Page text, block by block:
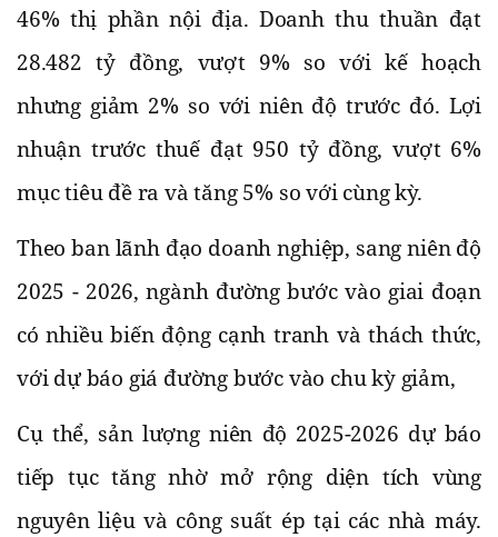
46% thị phần nội địa. Doanh thu thuần đạt
28.482 tỷ đồng, vượt 9% so với kế hoạch
nhưng giảm 2% so với niên độ trước đó. Lợi
nhuận trước thuế đạt 950 tỷ đồng, vượt 6%
mục tiêu đề ra và tăng 5% so với cùng kỳ.
Theo ban lãnh đạo doanh nghiệp, sang niên độ
2025 - 2026, ngành đường bước vào giai đoạn
có nhiều biến động cạnh tranh và thách thức,
với dự báo giá đường bước vào chu kỳ giảm,
Cụ thể, sản lượng niên độ 2025-2026 dự báo
tiếp tục tăng nhờ mở rộng diện tích vùng
nguyên liệu và công suất ép tại các nhà máy.